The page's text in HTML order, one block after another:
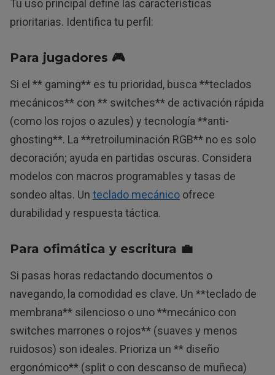
Tu uso principal define las características
prioritarias. Identifica tu perfil:
Para jugadores 🎮
Si el ** gaming** es tu prioridad, busca **teclados
mecánicos** con ** switches** de activación rápida
(como los rojos o azules) y tecnología **anti-
ghosting**. La **retroiluminación RGB** no es solo
decoración; ayuda en partidas oscuras. Considera
modelos con macros programables y tasas de
sondeo altas. Un teclado mecánico ofrece
durabilidad y respuesta táctica.
Para ofimática y escritura 💼
Si pasas horas redactando documentos o
navegando, la comodidad es clave. Un **teclado de
membrana** silencioso o uno **mecánico con
switches marrones o rojos** (suaves y menos
ruidosos) son ideales. Prioriza un ** diseño
ergonómico** (split o con descanso de muñeca)